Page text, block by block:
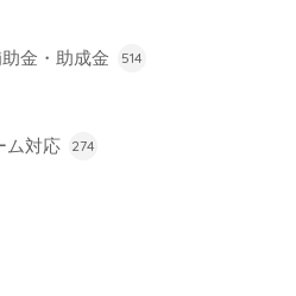
金・助成金 514
ム対応 274